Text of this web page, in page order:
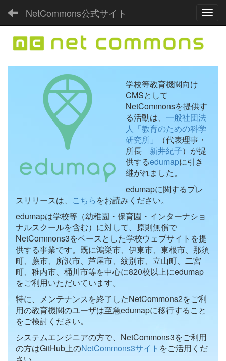
NetCommons公式サイト
学校等教育機関向け
CMSとして
NetCommonsを提供す
る活動は、 一般社団法
人「教育のための科学
研究所」
（代表理事・
所長 新井紀子）が提
供するedumapに引き
継がれました。
edumapに関するプレ
スリリースは、 こちらをお読みください。
edumapは学校等（幼稚園・保育園・インターナショ
ナルスクールを含む）に対して、原則無償で
NetCommons3をベースとした学校ウェブサイトを提
供する事業です。既に鴻巣市、伊東市、東根市、那須
町、蕨市、所沢市、芦屋市、紋別市、立山町、二宮
町、稚内市、桶川市等を中心に820校以上にedumap
をご利用いただいています。
特に、メンテナンスを終了したNetCommons2をご利
用の教育機関のユーザは至急edumapに移行すること
をご検討ください。
システムエンジニアの方で、NetCommons3をご利用
の方はGitHub上のNetCommons3サイト をご活用くだ